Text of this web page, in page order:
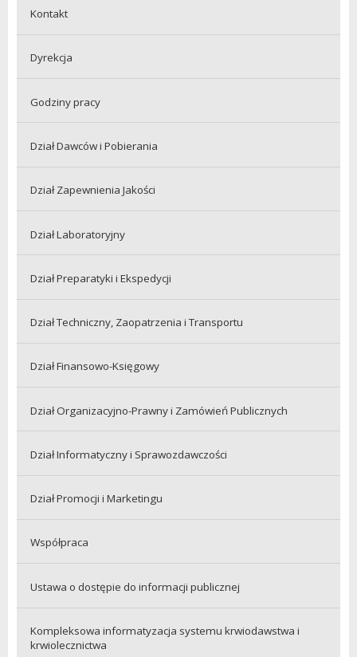
Kontakt
Dyrekcja
Godziny pracy
Dział Dawców i Pobierania
Dział Zapewnienia Jakości
Dział Laboratoryjny
Dział Preparatyki i Ekspedycji
Dział Techniczny, Zaopatrzenia i Transportu
Dział Finansowo-Księgowy
Dział Organizacyjno-Prawny i Zamówień Publicznych
Dział Informatyczny i Sprawozdawczości
Dział Promocji i Marketingu
Współpraca
Ustawa o dostępie do informacji publicznej
Kompleksowa informatyzacja systemu krwiodawstwa i
krwiolecznictwa